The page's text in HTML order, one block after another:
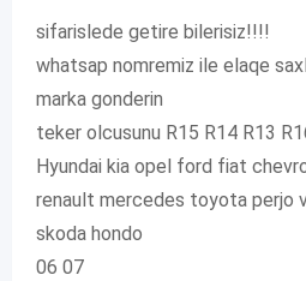
sifarislede getire bilerisiz!!!!
whatsap nomremiz ile elaqe
marka gonderin
teker olcusunu R15 R14 R13
Hyundai kia opel ford fiat
renault mercedes toyota perjo
skoda hondo
06 07